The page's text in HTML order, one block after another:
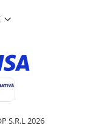
S.R.L 2026